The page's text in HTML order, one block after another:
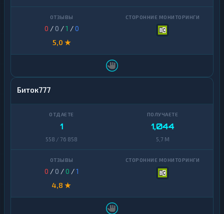
0 / 0 /1 /0
5,0 ★
Биток777
1
558 / 76 858
1,044
5,7 M
0 / 0 /0 /1
4,8 ★